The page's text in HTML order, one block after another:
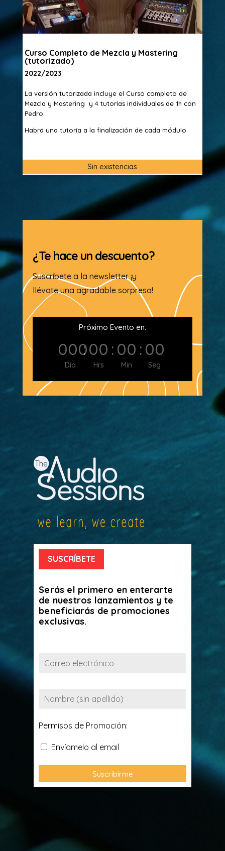
Curso Completo de Mezcla y Mastering
(tutorizado)
2022/2023
La versión tutorizada incluye el Curso completo de
Mezcla y Mastering y 4 tutorías individuales de 1h con
Pedro.
Habrá una tutoría a la finalización de cada módulo.
Sin existencias
¿Te hace un descuento?
Suscríbete a la newsletter ¡y
llévate una agradable sorpresa!
Próximo Evento en:
000
Día
:00
Hrs
: 00
Min
: 00
Seg
SUSCRÍBETE
Serás el primero en enterarte
de nuestros lanzamientos y te
beneficiarás de promociones
exclusivas.
Permisos de Promoción:
Envíamelo al email